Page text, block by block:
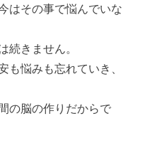
はその事で悩んでいな
続きません。
も悩みも忘れていき、
の脳の作りだからで